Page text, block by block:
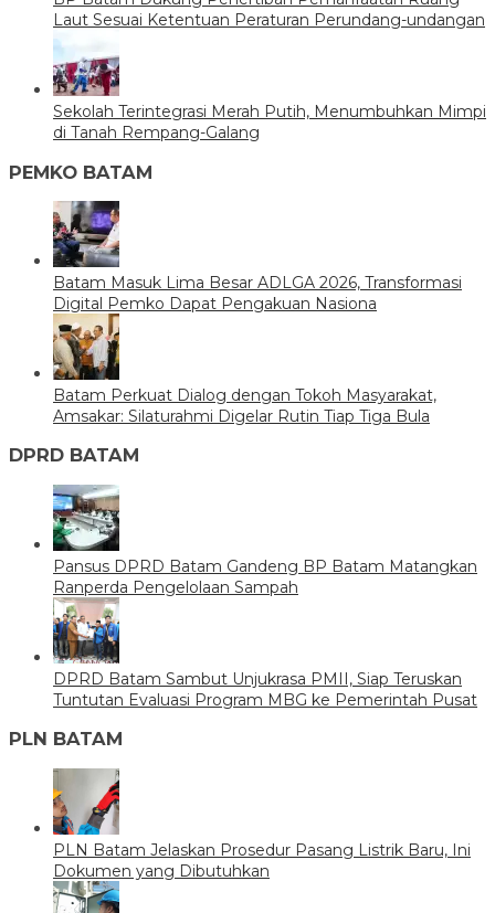
Laut Sesuai Ketentuan Peraturan Perundang-undangan
Sekolah Terintegrasi Merah Putih, Menumbuhkan Mimpi
di Tanah Rempang-Galang
PEMKO BATAM
Batam Masuk Lima Besar ADLGA 2026, Transformasi
Digital Pemko Dapat Pengakuan Nasiona
Batam Perkuat Dialog dengan Tokoh Masyarakat,
Amsakar: Silaturahmi Digelar Rutin Tiap Tiga Bula
DPRD BATAM
Pansus DPRD Batam Gandeng BP Batam Matangkan
Ranperda Pengelolaan Sampah
DPRD Batam Sambut Unjukrasa PMII, Siap Teruskan
Tuntutan Evaluasi Program MBG ke Pemerintah Pusat
PLN BATAM
PLN Batam Jelaskan Prosedur Pasang Listrik Baru, Ini
Dokumen yang Dibutuhkan